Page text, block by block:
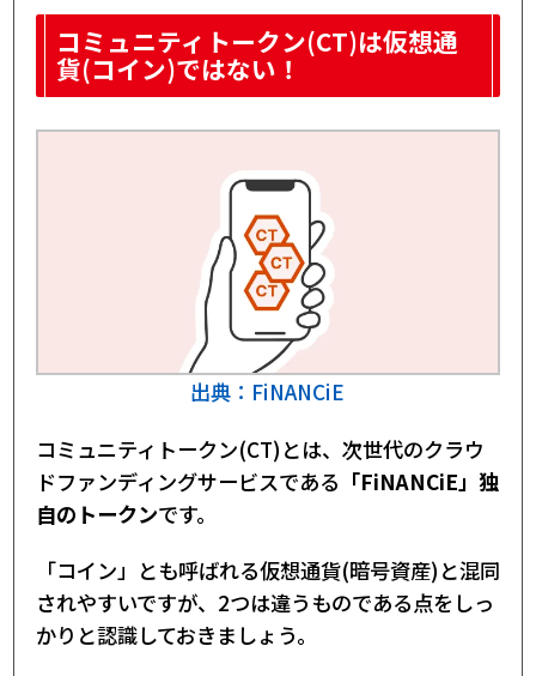
コミュニティのイベントに参加
売買取引
FiNANCiEのコミュニティトークン(CT)を買う
際の注意点
課税対象の可能性
フィナンシェのコミュニティトークン(CT)と
仮想通貨の違い｜まとめ
コミュニティトークン(CT)は仮想通
貨(コイン)ではない！
出典：FiNANCiE
コミュニティトークン(CT)とは、次世代のクラウ
ドファンディングサービスである 「FiNANCiE」独
自のトークンです。
「コイン」とも呼ばれる仮想通貨(暗号資産)と混同
されやすいですが、2つは違うものである点をしっ
かりと認識しておきましょう。